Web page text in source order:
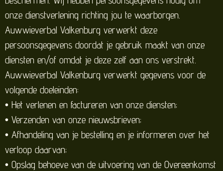
onze dienstverlening richting jou te waarborgen.
Auwwieverbal Valkenburg verwerkt deze
persoonsgegevens doordat je gebruik maakt van onze
diensten en/of omdat je deze zelf aan ons verstrekt.
Auwwieverbal Valkenburg verwerkt gegevens voor de
volgende doeleinden:
• Het verlenen en factureren van onze diensten;
• Verzenden van onze nieuwsbrieven;
• Afhandeling van je bestelling en je informeren over het
verloop daarvan;
• Opslag behoeve van de uitvoering van de Overeenkomst